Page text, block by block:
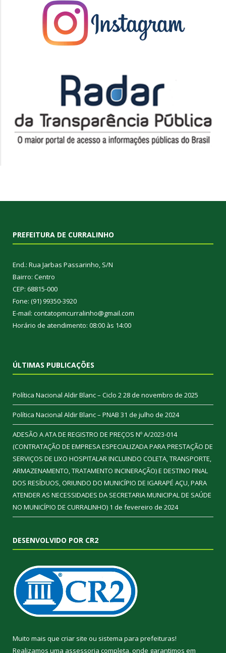
PREFEITURA DE CURRALINHO
End.: Rua Jarbas Passarinho, S/N
Bairro: Centro
CEP: 68815-000
Fone: (91) 99350-3920
E-mail: contatopmcurralinho@gmail.com
Horário de atendimento: 08:00 às 14:00
ÚLTIMAS PUBLICAÇÕES
Política Nacional Aldir Blanc – Ciclo 228 de novembro de 2025
Política Nacional Aldir Blanc – PNAB 31 de julho de 2024
ADESÃO A ATA DE REGISTRO DE PREÇOS Nº A/2023-014
(CONTRATAÇÃO DE EMPRESA ESPECIALIZADA PARA PRESTAÇÃO DE
SERVIÇOS DE LIXO HOSPITALAR INCLUINDO COLETA, TRANSPORTE,
ARMAZENAMENTO, TRATAMENTO INCINERAÇÃO) E DESTINO FINAL
DOS RESÍDUOS, ORIUNDO DO MUNICÍPIO DE IGARAPÉ AÇU, PARA
ATENDER AS NECESSIDADES DA SECRETARIA MUNICIPAL DE SAÚDE
NO MUNICÍPIO DE CURRALINHO) 1 de fevereiro de 2024
DESENVOLVIDO POR CR2
Muito mais que criar site ou sistema para prefeituras!
Realizamos uma assessoria completa, onde garantimos em